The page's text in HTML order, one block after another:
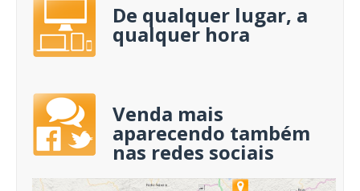
De qualquer lugar, a
qualquer hora
Venda mais
aparecendo também
nas redes sociais